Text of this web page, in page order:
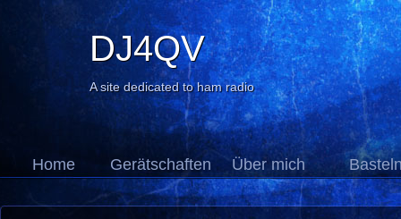
DJ4QV
A site dedicated to ham radio
Home Gerätschaften Über mich